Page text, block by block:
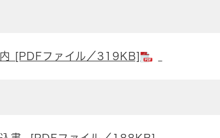
[PDFファイル／319KB]